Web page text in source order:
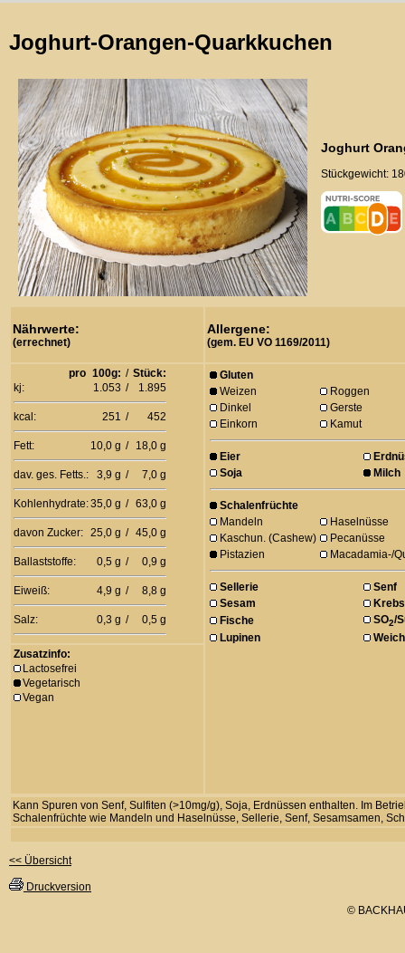
Joghurt-Orangen-Quarkkuchen
Joghurt
Stückgewicht:
Nährwerte:
(errechnet)
Allergene:
(gem. EU VO 1169/2011)
pro 100g: / Stück:
kj:
1.053 / 1.895
kcal: 251 / 452
Fett: 10,0 g / 18,0 g
dav. ges. Fetts.: 3,9 g / 7,0 g
Kohlenhydrate:35,0 g / 63,0 g
davon Zucker: 25,0 g / 45,0 g
Ballaststoffe: 0,5 g / 0,9 g
Eiweiß: 4,9 g / 8,8 g
Salz: 0,3 g / 0,5 g
Gluten
Weizen
Roggen
Dinkel
Gerste
Einkorn
Kamut
Eier
Soja
Milch
Schalenfrüchte
Mandeln
Haselnüsse
Kaschun. (Cashew)
Pecanüsse
Pistazien
Macadamia-/
Sellerie
Senf
Sesam
Fische
SO2/
Lupinen
Zusatzinfo:
Lactosefrei
Vegetarisch
Vegan
Kann Spuren von Senf, Sulfiten (>10mg/g), Soja, Erdnüssen enthalten. Im
Schalenfrüchte wie Mandeln und Haselnüsse, Sellerie, Senf, Sesamsamen,
<< Übersicht
Druckversion
©